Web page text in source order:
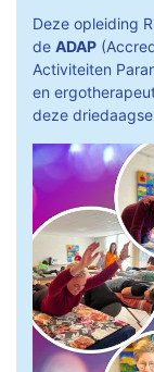
Deze opleiding
de ADAP
Activiteiten
en
deze